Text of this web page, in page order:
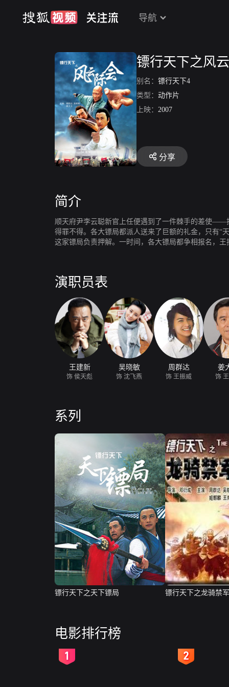
导航
镖行天下之风
别名： 镖行天下4
类型： 动作片
上映： 2007
分享
简介
顺天府尹李云聪新官上任便遇到了一件棘手的差使——
得罪不得。各大镖局都派人送来了巨额的礼金，只有
这家镖局负责押解。一时间，各大镖局都争相报名，
是飞燕失散多年的表哥，此次来京任职，得知飞燕在“
利。谁知在王振威的巧妙调和之下，几大镖局纷纷言
有口莫辩，被抓进了大牢。王振威在飞燕和李云聪的
过关斩将，在身负重伤的情况下艰难击败铁鹰，王振
演职员表
王建新
饰 侯天彪
吴晓敏
饰 沈飞燕
周群达
饰 王振威
姜
饰
系列
镖行天下之天下镖局 镖行天下之龙骑禁
电影排行榜